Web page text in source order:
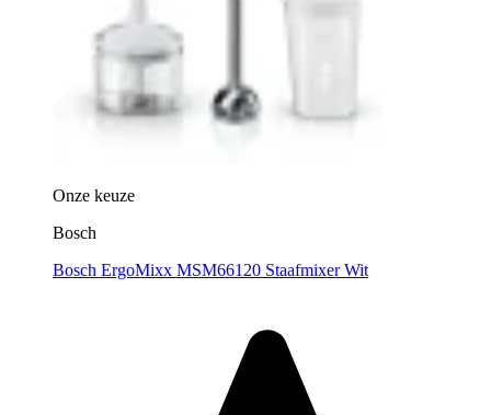
Onze keuze
Bosch
Bosch ErgoMixx MSM66120 Staafmixer Wit